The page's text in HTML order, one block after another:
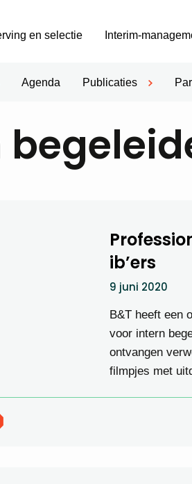
Agenda Publicaties
en selectie Interim-
ib’ers
9 juni 2020
B&T heeft een
voor intern
ontvangen
filmpjes met